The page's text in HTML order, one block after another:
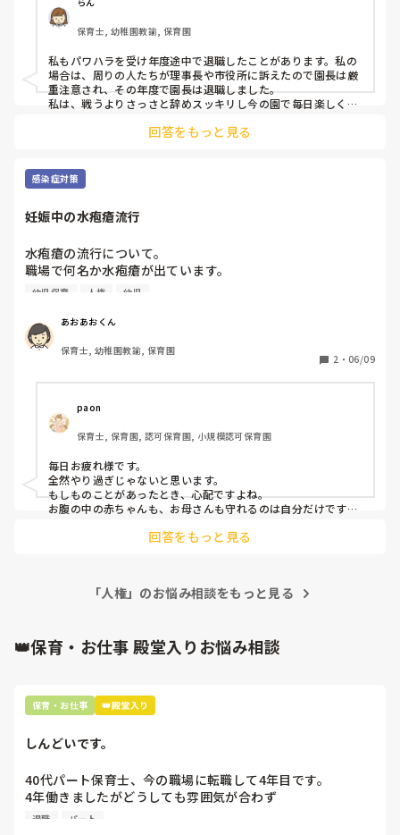
保育士, 幼稚園教諭, 保育園
私もパワハラを受け年度途中で退職したことがあります。私の
場合は、周りの人たちが理事長や市役所に訴えたので園長は厳
重注意され、その年度で園長は退職しました。
私は、戦うよりさっさと辞めスッキリし今の園で毎日楽しく過
体壊さないよう気をつけてくださいね。
回答をもっと見る
感染症対策
妊娠中の水疱瘡流行
水疱瘡の流行について。
職場で何名か水疱瘡が出ています。
普段なら気にしないんですがいま９週の妊婦でして、かなり
10年前入職の際に受けた抗体検査が5.2と＋ではあったので
すが、今日心配なので抗体検査を受けてきました。
病院の先生には、そんなに気にする事ないよと言われたので
いとお願いしました。
子ども達も２回ワクチン接種済みの子がほとんどで数名打っ
てない子がいるくらいです。
人手不足の中なので、申し訳ない気持ちでいっぱいですが…
私やりすぎでしょうか。
幼児保育 人権 幼児
あおあおくん
保育士, 幼稚園教諭, 保育園
2 ・ 06/09
paon
保育士, 保育園, 認可保育園, 小規模認可保育園
毎日お疲れ様です。
全然やり過ぎじゃないと思います。
もしものことがあったとき、心配ですよね。
お腹の中の赤ちゃんも、お母さんも守れるのは自分だけです。
のであれば環境に感謝して甘えていいと思います。
されることだと思います。
妊娠中で大変なことも多いと思いますが、今後妊娠や子育てし
ながらでもお仕事が続けられらる素敵な職場でありますよう
回答をもっと見る
「人権」のお悩み相談をもっと見る
👑保育・お仕事 殿堂入りお悩み相談
保育・お仕事 👑殿堂入り
しんどいです。
40代パート保育士、今の職場に転職して4年目です。
4年働きましたがどうしても雰囲気が合わず
退職しようと思っています。
退職 パート